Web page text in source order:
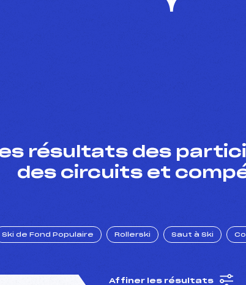
résultats des
des circuits et
Ski de Fond Populaire Rollerski Saut à Ski
Affiner les résultats